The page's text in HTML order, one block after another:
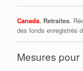
Canada. Retraites.
des fonds enregistrés
Mesures